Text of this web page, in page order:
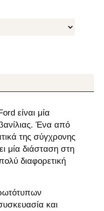
είναι μία
Ένα από
της σύγχρονης
μία διάσταση στη
διαφορετική
και